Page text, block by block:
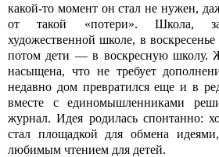
какой-то момент он стал не нужен,
от такой «потери». Школа,
художественной школе, в
потом дети ― в воскресную школу.
насыщена, что не требует
недавно дом превратился еще и в
вместе с единомышленниками
журнал. Идея родилась спонтанно:
стал площадкой для обмена
любимым чтением для детей.